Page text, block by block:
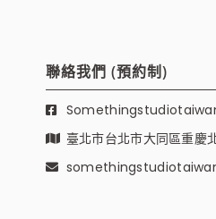
聯絡我們 (預約制)
臺北市台北市大同區重慶